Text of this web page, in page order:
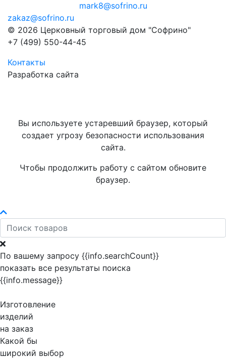
mark8@sofrino.ru
zakaz@sofrino.ru
© 2026 Церковный торговый дом "Софрино"
+7 (499) 550-44-45
Контакты
Разработка сайта
Вы используете устаревший браузер, который
создает угрозу безопасности использования
сайта.
Чтобы продолжить работу с сайтом обновите
браузер.
По вашему запросу {{info.searchCount}}
показать все результаты поиска
{{info.message}}
Изготовление
изделий
на заказ
Какой бы
широкий выбор